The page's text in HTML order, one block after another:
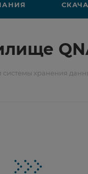
системы хранения